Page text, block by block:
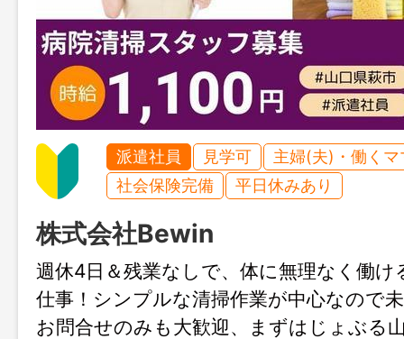
派遣社員 見学可
主婦(夫)・働くマ
社会保険完備
平日休みあり
株式会社Bewin
週休4日＆残業なしで、体に無理なく働け
仕事！シンプルな清掃作業が中心なので
お問合せのみも大歓迎、まずはじょぶる